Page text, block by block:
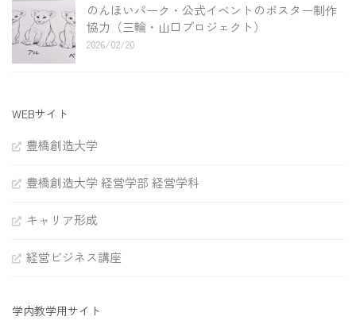
のんほいパーク・公式イベントのポスター制作
協力（三輪・山口プロジェクト）
2026/02/20
WEBサイト
豊橋創造大学
豊橋創造大学 経営学部 経営学科
キャリア形成
経営ビジネス講座
学内教学用サイト